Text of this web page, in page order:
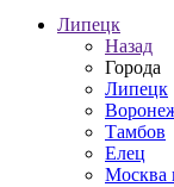
Липецк
Назад
Города
Липецк
Тамбов
Елец
Москва